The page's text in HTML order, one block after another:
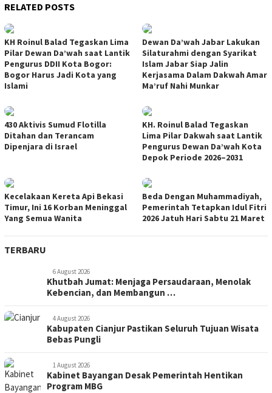
RELATED POSTS
KH Roinul Balad Tegaskan Lima
Pilar Dewan Da’wah saat Lantik
Pengurus DDII Kota Bogor:
Bogor Harus Jadi Kota yang
Islami
Dewan Da’wah Jabar Lakukan
Silaturahmi dengan Syarikat
Islam Jabar Siap Jalin
Kerjasama Dalam Dakwah Amar
Ma’ruf Nahi Munkar
430 Aktivis Sumud Flotilla
Ditahan dan Terancam
Dipenjara di Israel
KH. Roinul Balad Tegaskan
Lima Pilar Dakwah saat Lantik
Pengurus Dewan Da’wah Kota
Depok Periode 2026–2031
Kecelakaan Kereta Api Bekasi
Timur, Ini 16 Korban Meninggal
Yang Semua Wanita
Beda Dengan Muhammadiyah,
Pemerintah Tetapkan Idul Fitri
2026 Jatuh Hari Sabtu 21 Maret
TERBARU
6 August 2026
Khutbah Jumat: Menjaga Persaudaraan, Menolak
Kebencian, dan Membangun …
4 August 2026
Kabupaten Cianjur Pastikan Seluruh Tujuan Wisata
Bebas Pungli
1 August 2026
Kabinet Bayangan Desak Pemerintah Hentikan
Program MBG